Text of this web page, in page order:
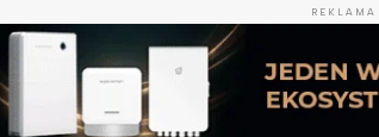
REKLAMA